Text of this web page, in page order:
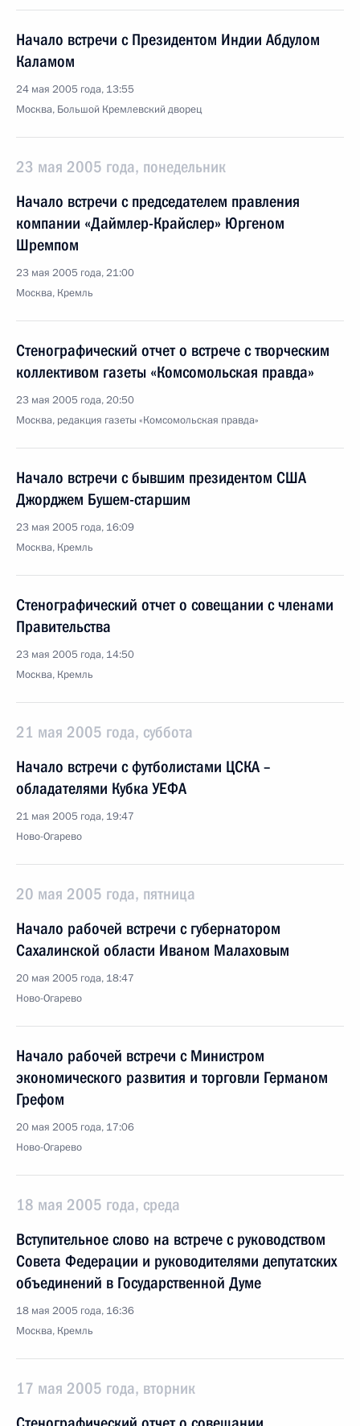
Начало встречи с Президентом Индии Абдулом
Каламом
24 мая 2005 года, 13:55
Москва, Большой Кремлевский дворец
23 мая 2005 года, понедельник
Начало встречи с председателем правления
компании «Даймлер-Крайслер» Юргеном
Шремпом
23 мая 2005 года, 21:00
Москва, Кремль
Стенографический отчет о встрече с творческим
коллективом газеты «Комсомольская правда»
23 мая 2005 года, 20:50
Москва, редакция газеты «Комсомольская правда»
Начало встречи с бывшим президентом США
Джорджем Бушем-старшим
23 мая 2005 года, 16:09
Москва, Кремль
Стенографический отчет о совещании с членами
Правительства
23 мая 2005 года, 14:50
Москва, Кремль
21 мая 2005 года, суббота
Начало встречи с футболистами ЦСКА –
обладателями Кубка УЕФА
21 мая 2005 года, 19:47
Ново-Огарево
20 мая 2005 года, пятница
Начало рабочей встречи с губернатором
Сахалинской области Иваном Малаховым
20 мая 2005 года, 18:47
Ново-Огарево
Начало рабочей встречи с Министром
экономического развития и торговли Германом
Грефом
20 мая 2005 года, 17:06
Ново-Огарево
18 мая 2005 года, среда
Вступительное слово на встрече с руководством
Совета Федерации и руководителями депутатских
объединений в Государственной Думе
18 мая 2005 года, 16:36
Москва, Кремль
17 мая 2005 года, вторник